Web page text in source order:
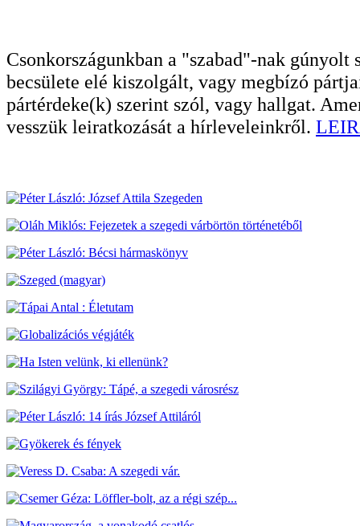
Csonkországunkban a "szabad"-nak
becsülete elé kiszolgált, vagy megbízó
pártérdeke(k) szerint szól, vagy hallgat.
vesszük leiratkozását a hírleveleinkről.